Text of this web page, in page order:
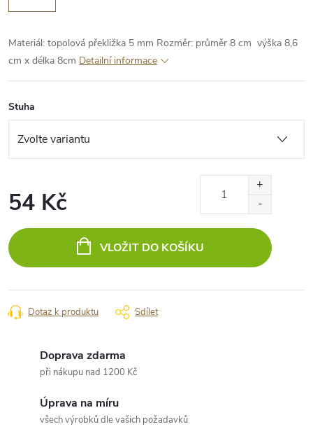
Materiál: topolová překližka 5 mm Rozměr: průměr 8 cm výška 8,6
cm x délka 8cm Detailní informace
Stuha
54 Kč
cena:
VLOŽIT DO KOŠÍKU
Dotaz k produktu Sdílet
Doprava zdarma
při nákupu nad 1200 Kč
Úprava na míru
všech výrobků dle vašich požadavků